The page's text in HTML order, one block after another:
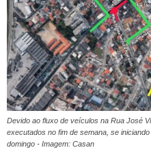
Devido ao fluxo de veículos na Rua José
executados no fim de semana, se
domingo - Imagem: Casan